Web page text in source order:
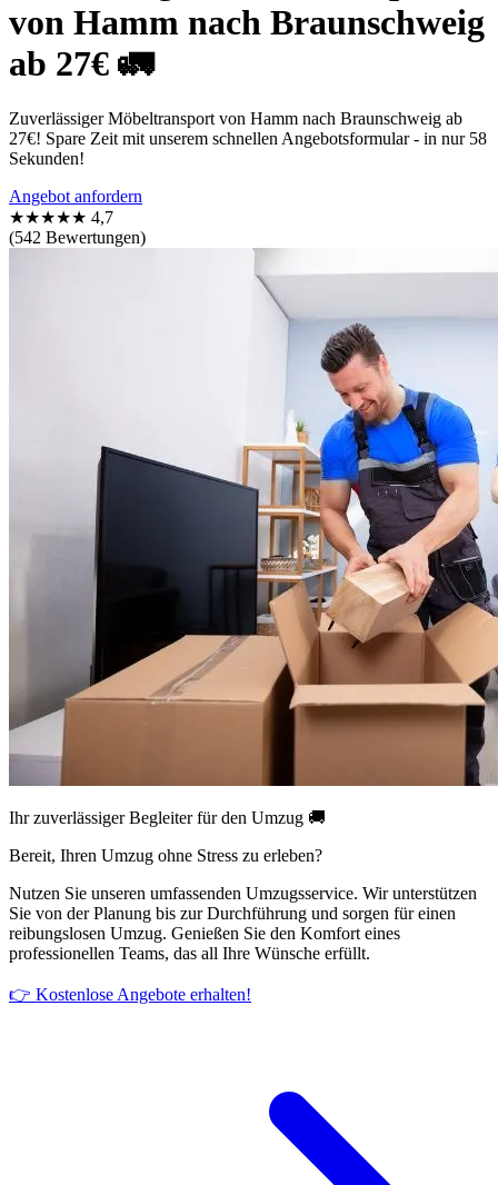
von Hamm nach Braunschweig
ab 27€ 🚛
Zuverlässiger Möbeltransport von Hamm nach Braunschweig ab
27€! Spare Zeit mit unserem schnellen Angebotsformular - in nur 58
Sekunden!
Angebot anfordern
★★★★★ 4,7
(542 Bewertungen)
Ihr zuverlässiger Begleiter für den Umzug 🚚
Bereit, Ihren Umzug ohne Stress zu erleben?
Nutzen Sie unseren umfassenden Umzugsservice. Wir unterstützen
Sie von der Planung bis zur Durchführung und sorgen für einen
reibungslosen Umzug. Genießen Sie den Komfort eines
professionellen Teams, das all Ihre Wünsche erfüllt.
👉 Kostenlose Angebote erhalten!